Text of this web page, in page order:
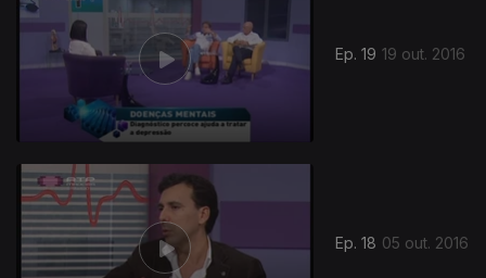
Ep. 19 19 out. 2016
Ep. 18 05 out. 2016